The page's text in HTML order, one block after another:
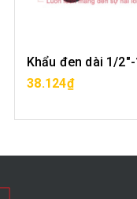
38.124₫
MUA HÀNG